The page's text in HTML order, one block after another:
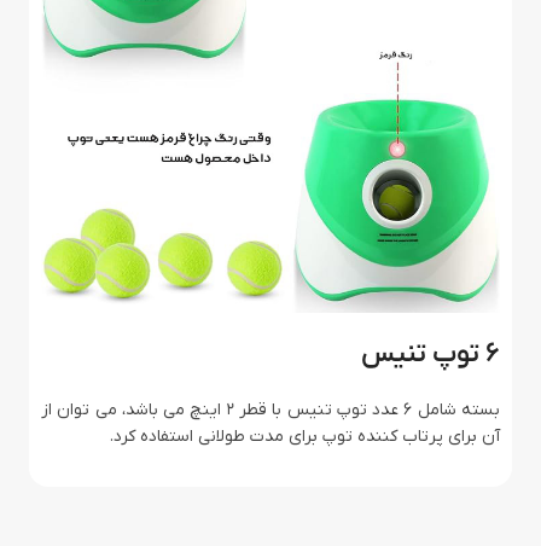
6 توپ تنیس
بسته شامل 6 عدد توپ تنیس با قطر 2 اینچ می باشد، می توان از
آن برای پرتاب کننده توپ برای مدت طولانی استفاده کرد.